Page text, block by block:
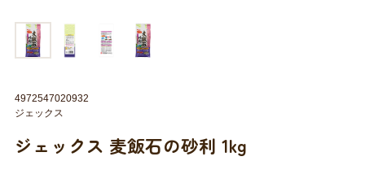
ジェックス 麦飯石の砂利 1kg
4972547020932
ジェックス